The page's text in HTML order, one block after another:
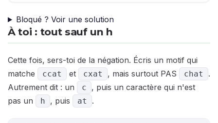
Bloqué ? Voir une solution
À toi : tout sauf un h
Cette fois, sers-toi de la négation. Écris un motif qui
matche
ccat et cxat , mais surtout PAS chat
.
Autrement dit : un
c
, puis un caractère qui n'est
pas un
h , puis at .